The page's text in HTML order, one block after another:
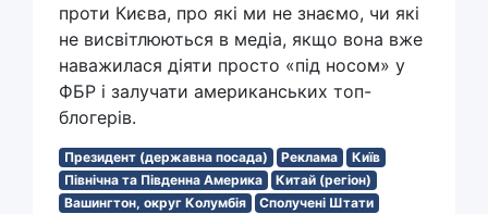
проти Києва, про які ми не знаємо, чи які
не висвітлюються в медіа, якщо вона вже
наважилася діяти просто «під носом» у
ФБР і залучати американських топ-
блогерів.
Президент (державна посада) Реклама
Київ
Північна та Південна Америка
Китай (регіон)
Вашингтон, округ Колумбія
Сполучені Штати